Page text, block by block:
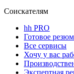
Соискателям
hh PRO
Готовое
Все сервисы
Хочу у вас
Экспертная